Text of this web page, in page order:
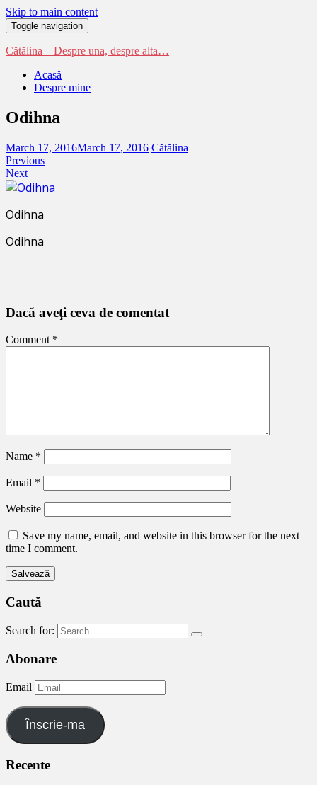
Skip to main content
Toggle navigation
Cătălina – Despre una, despre alta…
Acasă
Despre mine
Odihna
March 17, 2016March 17, 2016 Cătălina
Previous
Next
Odihna
Odihna
Dacă aveţi ceva de comentat
Comment *
Name *
Email *
Website
Save my name, email, and website in this browser for the next
time I comment.
Caută
Search for:
Abonare
Email
Înscrie-ma
Recente